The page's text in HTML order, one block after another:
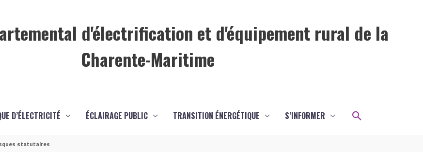
d'électrification et d'équipement rural de la
Charente-Maritime
D’ÉLECTRICITÉ ÉCLAIRAGE PUBLIC TRANSITION ÉNERGÉTIQUE S’INFORMER Rechercher
statutaires